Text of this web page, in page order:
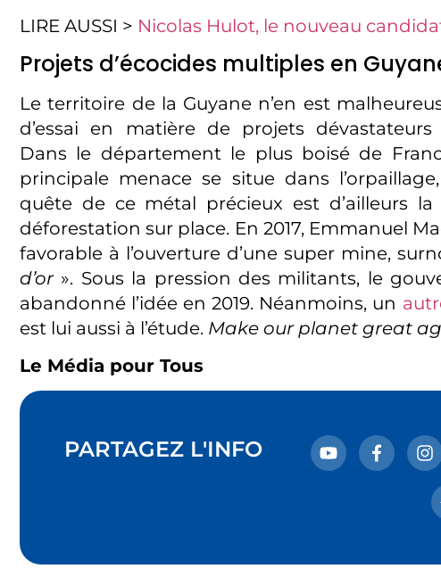
LIRE AUSSI > Nicolas Hulot, le nouveau
Projets d’écocides multiples en
Le territoire de la Guyane n’en est
d’essai en matière de projets dévastateurs
Dans le département le plus boisé de
principale menace se situe dans
quête de ce métal précieux est d’ailleurs la
déforestation sur place. En 2017, Emmanuel
favorable à l’ouverture d’une super mine,
d’or». Sous la pression des militants, le
abandonné l’idée en 2019. Néanmoins, un
est lui aussi à l’étude. Make our planet great
Le Média pour Tous
PARTAGEZ L'INFO